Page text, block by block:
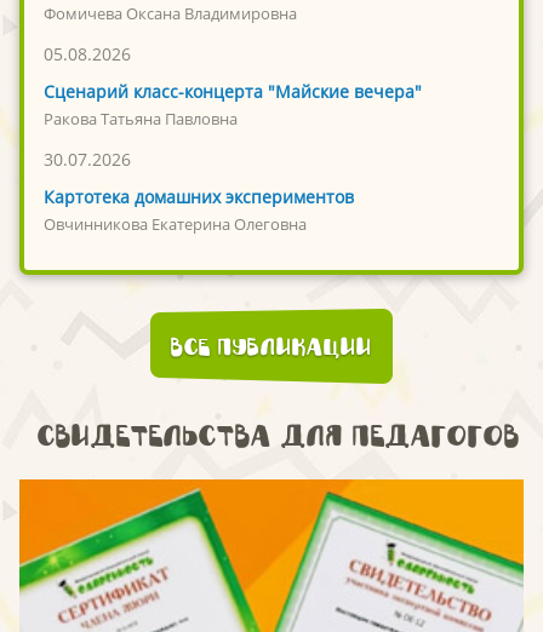
Фомичева Оксана Владимировна
05.08.2026
Сценарий класс-концерта "Майские вечера"
Ракова Татьяна Павловна
30.07.2026
Картотека домашних экспериментов
Овчинникова Екатерина Олеговна
Все публикации
Свидетельства для педагогов